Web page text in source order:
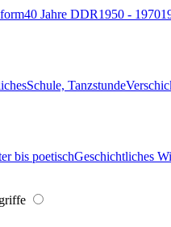
40 Jahre DDR1950 - 1970
Schule, Tanzstunde
bis poetischGeschichtliches